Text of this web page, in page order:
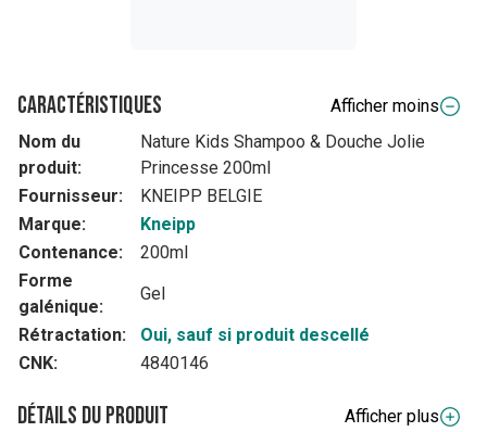
Caractéristiques
Afficher moins
Nom du
produit:
Nature Kids Shampoo & Douche Jolie
Princesse 200ml
Fournisseur:
KNEIPP BELGIE
Marque:
Kneipp
Contenance:
200ml
Forme
galénique:
Gel
Rétractation:
Oui, sauf si produit descellé
CNK:
4840146
Détails du produit
Afficher plus